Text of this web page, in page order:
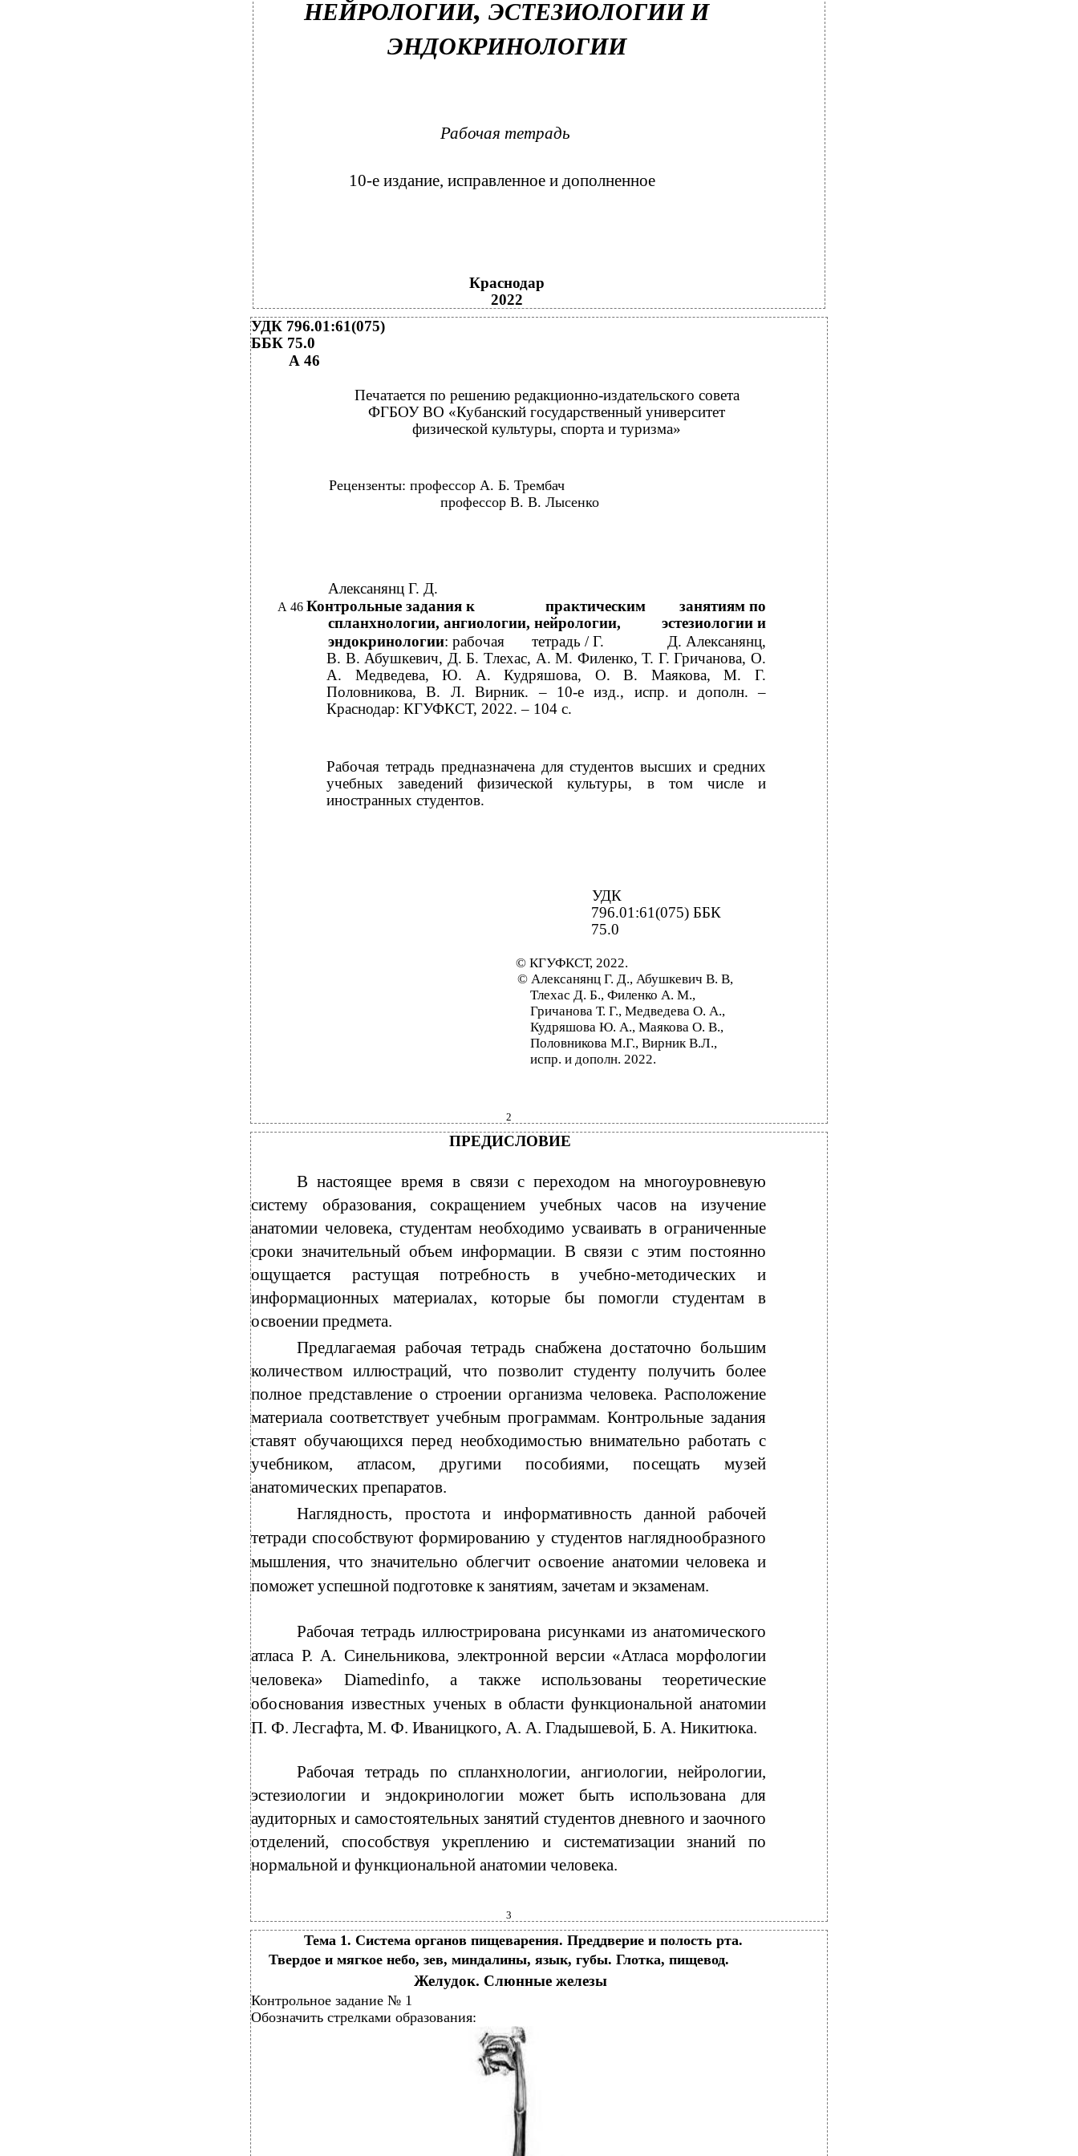
НЕЙРОЛОГИИ, ЭСТЕЗИОЛОГИИ И
ЭНДОКРИНОЛОГИИ
Рабочая тетрадь
10-е издание, исправленное и дополненное
Краснодар
2022
УДК 796.01:61(075)
ББК 75.0
А 46
Печатается по решению редакционно-издательского совета
ФГБОУ ВО «Кубанский государственный университет
физической культуры, спорта и туризма»
Рецензенты: профессор А. Б. Трембач
профессор В. В. Лысенко
Алексанянц Г. Д.
А 46 Контрольные задания к практическим
занятиям по
спланхнологии, ангиологии, нейрологии,
эстезиологии и
эндокринологии: рабочая тетрадь / Г.
Д. Алексанянц,
В. В. Абушкевич, Д. Б. Тлехас, А. М. Филенко, Т. Г. Гричанова, О.
А. Медведева, Ю. А. Кудряшова, О. В. Маякова, М. Г.
Половникова, В. Л. Вирник. – 10-е изд., испр. и дополн. –
Краснодар: КГУФКСТ, 2022. – 104 с.
Рабочая тетрадь предназначена для студентов высших и средних
учебных заведений физической культуры, в том числе и
иностранных студентов.
УДК
796.01:61(075) ББК
75.0
© КГУФКСТ, 2022.
© Алексанянц Г. Д., Абушкевич В. В,
Тлехас Д. Б., Филенко А. М.,
Гричанова Т. Г., Медведева О. А.,
Кудряшова Ю. А., Маякова О. В.,
Половникова М.Г., Вирник В.Л.,
испр. и дополн. 2022.
2
ПРЕДИСЛОВИЕ
В настоящее время в связи с переходом на многоуровневую
систему образования, сокращением учебных часов на изучение
анатомии человека, студентам необходимо усваивать в ограниченные
сроки значительный объем информации. В связи с этим постоянно
ощущается растущая потребность в учебно-методических и
информационных материалах, которые бы помогли студентам в
освоении предмета.
Предлагаемая рабочая тетрадь снабжена достаточно большим
количеством иллюстраций, что позволит студенту получить более
полное представление о строении организма человека. Расположение
материала соответствует учебным программам. Контрольные задания
ставят обучающихся перед необходимостью внимательно работать с
учебником, атласом, другими пособиями, посещать музей
анатомических препаратов.
Наглядность, простота и информативность данной рабочей
тетради способствуют формированию у студентов нагляднообразного
мышления, что значительно облегчит освоение анатомии человека и
поможет успешной подготовке к занятиям, зачетам и экзаменам.
Рабочая тетрадь иллюстрирована рисунками из анатомического
атласа Р. А. Синельникова, электронной версии «Атласа морфологии
человека» Diamedinfo, а также использованы теоретические
обоснования известных ученых в области функциональной анатомии
П. Ф. Лесгафта, М. Ф. Иваницкого, А. А. Гладышевой, Б. А. Никитюка.
Рабочая тетрадь по спланхнологии, ангиологии, нейрологии,
эстезиологии и эндокринологии может быть использована для
аудиторных и самостоятельных занятий студентов дневного и заочного
отделений, способствуя укреплению и систематизации знаний по
нормальной и функциональной анатомии человека.
3
Тема 1. Система органов пищеварения. Преддверие и полость рта.
Твердое и мягкое небо, зев, миндалины, язык, губы. Глотка, пищевод.
Желудок. Слюнные железы
Контрольное задание № 1
Обозначить стрелками образования: